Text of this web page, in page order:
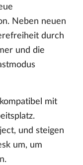
Neben neuen
durch
und die
mit
und steigen
um, um